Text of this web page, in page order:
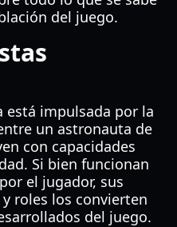
del juego.
está impulsada por la
un astronauta de
con capacidades
Si bien funcionan
el jugador, sus
roles los convierten
del juego.